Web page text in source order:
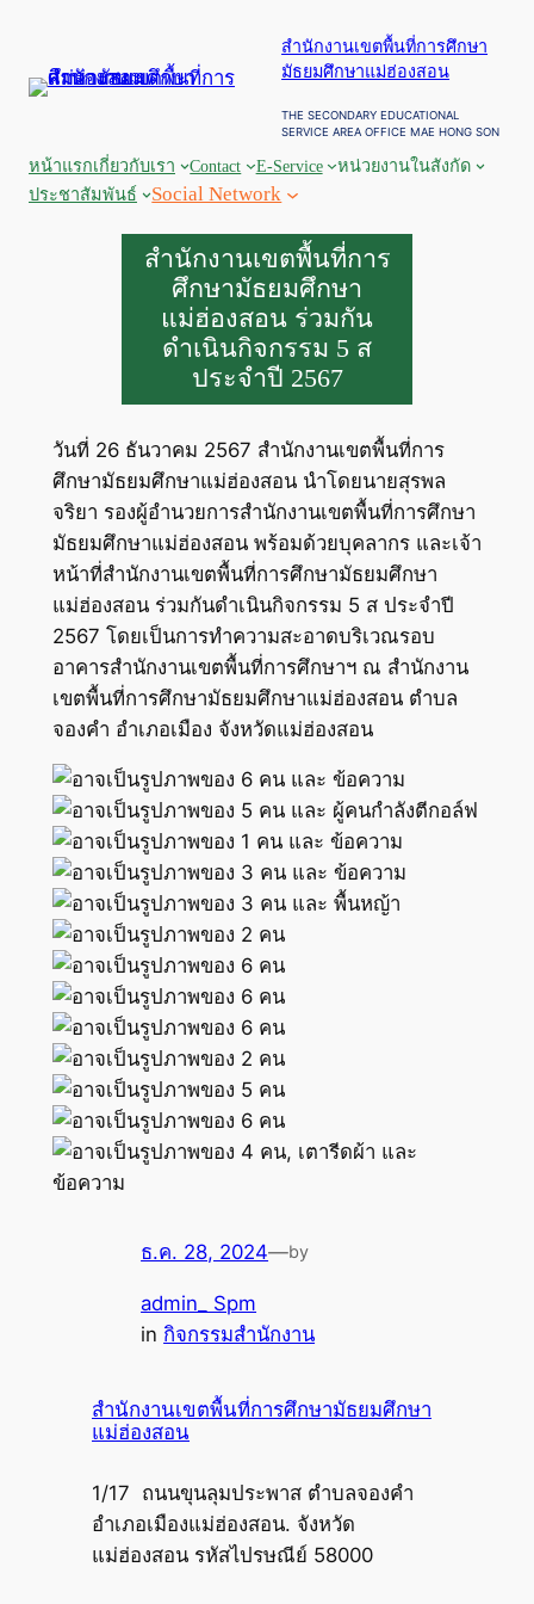
สำนักงานเขตพื้นที่การศึกษา
มัธยมศึกษาแม่ฮ่องสอน
THE SECONDARY EDUCATIONAL
SERVICE AREA OFFICE MAE HONG SON
หน้าแรกเกี่ยวกับเรา Contact E-Service
หน่วยงานในสังกัด
ประชาสัมพันธ์
Social Network
สำนักงานเขตพื้นที่การ
ศึกษามัธยมศึกษา
แม่ฮ่องสอน ร่วมกัน
ดำเนินกิจกรรม 5 ส
ประจำปี 2567
วันที่ 26 ธันวาคม 2567 สำนักงานเขตพื้นที่การ
ศึกษามัธยมศึกษาแม่ฮ่องสอน นำโดยนายสุรพล
จริยา รองผู้อำนวยการสำนักงานเขตพื้นที่การศึกษา
มัธยมศึกษาแม่ฮ่องสอน พร้อมด้วยบุคลากร และเจ้า
หน้าที่สำนักงานเขตพื้นที่การศึกษามัธยมศึกษา
แม่ฮ่องสอน ร่วมกันดำเนินกิจกรรม 5 ส ประจำปี
2567 โดยเป็นการทำความสะอาดบริเวณรอบ
อาคารสำนักงานเขตพื้นที่การศึกษาฯ ณ สำนักงาน
เขตพื้นที่การศึกษามัธยมศึกษาแม่ฮ่องสอน ตำบล
จองคำ อำเภอเมือง จังหวัดแม่ฮ่องสอน
ธ.ค. 28, 2024—by
admin_ Spm
in กิจกรรมสำนักงาน
สำนักงานเขตพื้นที่การศึกษามัธยมศึกษา
แม่ฮ่องสอน
1/17 ถนนขุนลุมประพาส ตำบลจองคำ
อำเภอเมืองแม่ฮ่องสอน. จังหวัด
แม่ฮ่องสอน รหัสไปรษณีย์ 58000